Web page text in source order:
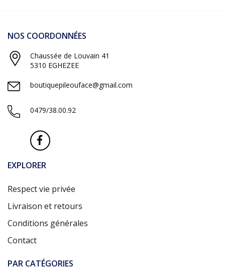
NOS COORDONNÉES
Chaussée de Louvain 41
5310 EGHEZEE
boutiquepileouface@gmail.com
0479/38.00.92
EXPLORER
Respect vie privée
Livraison et retours
Conditions générales
Contact
PAR CATÉGORIES